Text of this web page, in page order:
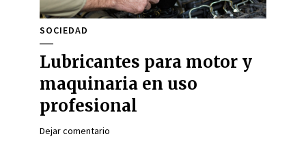
SOCIEDAD
Lubricantes para motor y
maquinaria en uso
profesional
Dejar comentario